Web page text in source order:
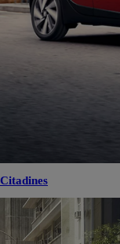
Citadines